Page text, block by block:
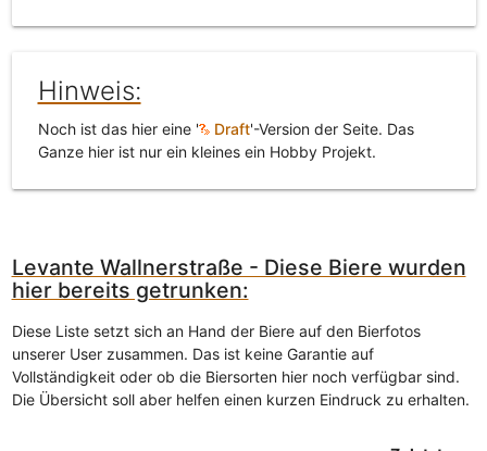
Hinweis:
Noch ist das hier eine ' Draft'-Version der Seite. Das
Ganze hier ist nur ein kleines ein Hobby Projekt.
Levante Wallnerstraße - Diese Biere wurden
hier bereits getrunken:
Diese Liste setzt sich an Hand der Biere auf den Bierfotos
unserer User zusammen. Das ist keine Garantie auf
Vollständigkeit oder ob die Biersorten hier noch verfügbar sind.
Die Übersicht soll aber helfen einen kurzen Eindruck zu erhalten.